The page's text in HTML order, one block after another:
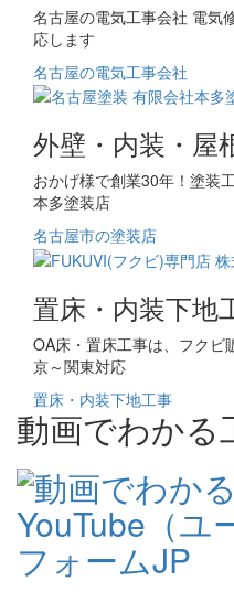
名古屋の電気工事会社 電気
応します
名古屋の電気工事会社
外壁・内装・屋
おかげ様で創業30年！塗装
本多塗装店
名古屋市の塗装店
置床・内装下地
OA床・置床工事は、フクビ
京～関東対応
置床・内装下地工事
動画でわかる